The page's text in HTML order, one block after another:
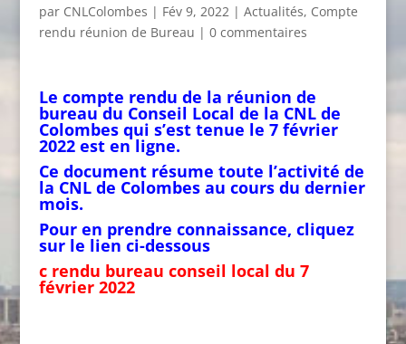
par CNLColombes | Fév 9, 2022| Actualités, Compte
rendu réunion de Bureau | 0 commentaires
Le compte rendu de la réunion de
bureau du Conseil Local de la CNL de
Colombes qui s’est tenue le 7 février
2022 est en ligne.
Ce document résume toute l’activité de
la CNL de Colombes au cours du dernier
mois.
Pour en prendre connaissance, cliquez
sur le lien ci-dessous
c rendu bureau conseil local du 7
février 2022